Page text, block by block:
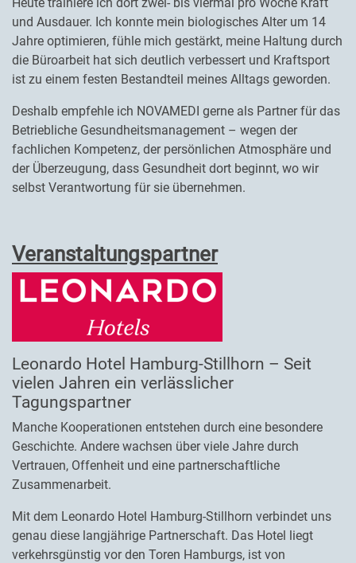
und Ausdauer. Ich konnte mein biologisches Alter um 14
Jahre optimieren, fühle mich gestärkt, meine Haltung durch
die Büroarbeit hat sich deutlich verbessert und Kraftsport
ist zu einem festen Bestandteil meines Alltags geworden.
Deshalb empfehle ich NOVAMEDI gerne als Partner für das
Betriebliche Gesundheitsmanagement – wegen der
fachlichen Kompetenz, der persönlichen Atmosphäre und
der Überzeugung, dass Gesundheit dort beginnt, wo wir
selbst Verantwortung für sie übernehmen.
Veranstaltungspartner
Leonardo Hotel Hamburg-Stillhorn – Seit
vielen Jahren ein verlässlicher
Tagungspartner
Manche Kooperationen entstehen durch eine besondere
Geschichte. Andere wachsen über viele Jahre durch
Vertrauen, Offenheit und eine partnerschaftliche
Zusammenarbeit.
Mit dem Leonardo Hotel Hamburg-Stillhorn verbindet uns
genau diese langjährige Partnerschaft. Das Hotel liegt
verkehrsgünstig vor den Toren Hamburgs, ist von